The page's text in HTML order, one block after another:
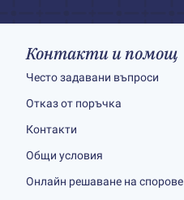
Контакти и помощ
Често задавани въпроси
Отказ от поръчка
Контакти
Общи условия
Онлайн решаване на спорове